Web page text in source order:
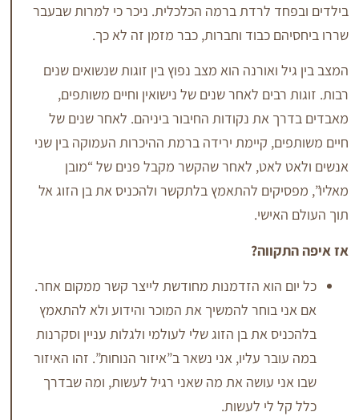
לרדת ברמה הכלכלית. ניכר כי למרות שבעבר
כבוד וחברות, כבר מזמן זה לא כך.
הוא מצב נפוץ בין זוגות שנשואים שנים
לאחר שנים של נישואין וחיים משותפים,
את נקודות החיבור ביניהם. לאחר שנים של
קיימת ירידה ברמת ההיכרות העמוקה בין שני
לאחר שהקשר מקבל פנים של “מובן
להתאמץ בלתקשר ולהכניס את בן הזוג אל
הוא הזדמנות מחודשת לייצר קשר ממקום אחר.
בוחר להמשיך את המוכר והידוע ולא להתאמץ
את בן הזוג שלי לעולמי ולגלות עניין וסקרנות
עליו, אני נשאר ב”איזור הנוחות”. זהו האיזור
עושה את מה שאני רגיל לעשות, ומה שבדרך
לי לעשות.